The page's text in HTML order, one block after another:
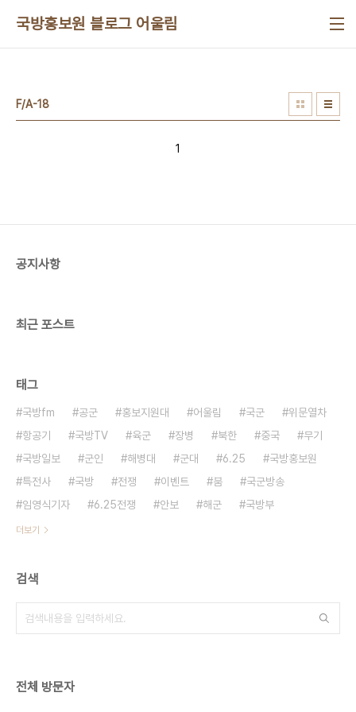
국방홍보원 블로그 어울림
F/A-18
1
공지사항
최근 포스트
태그
국방fm 공군 홍보지원대 어울림 국군
위문열차
항공기
국방TV 육군 장병 북한 중국
무기
국방일보
군인 해병대 군대 6.25
국방홍보원
특전사
국방 전쟁 이벤트 붐
국군방송
임영식기자
6.25전쟁 안보 해군 국방부
더보기
검색
전체 방문자